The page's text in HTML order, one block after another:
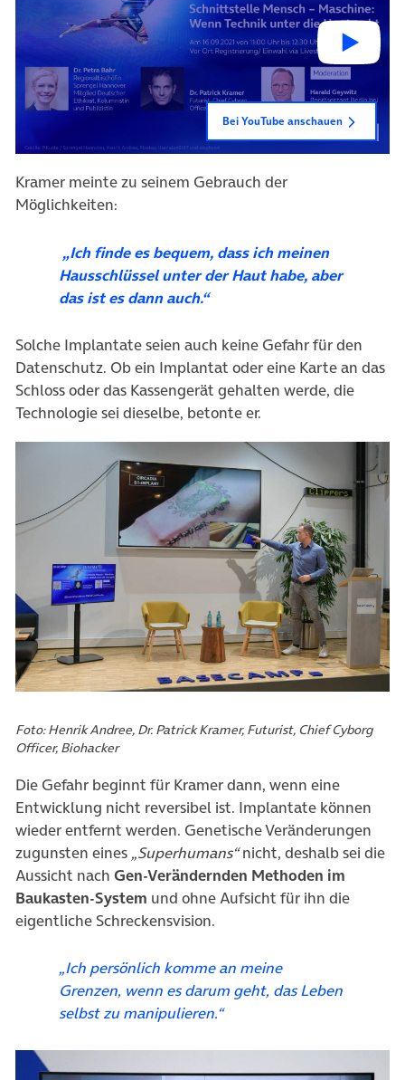
Bei YouTube anschauen
Kramer meinte zu seinem Gebrauch der
Möglichkeiten:
„Ich finde es bequem, dass ich meinen
Hausschlüssel unter der Haut habe, aber
das ist es dann auch.“
Solche Implantate seien auch keine Gefahr für den
Datenschutz. Ob ein Implantat oder eine Karte an das
Schloss oder das Kassengerät gehalten werde, die
Technologie sei dieselbe, betonte er.
Foto: Henrik Andree, Dr. Patrick Kramer, Futurist, Chief Cyborg
Officer, Biohacker
Die Gefahr beginnt für Kramer dann, wenn eine
Entwicklung nicht reversibel ist. Implantate können
wieder entfernt werden. Genetische Veränderungen
zugunsten eines „Superhumans“nicht, deshalb sei die
Aussicht nach Gen-Verändernden Methoden im
Baukasten-System und ohne Aufsicht für ihn die
eigentliche Schreckensvision.
„Ich persönlich komme an meine
Grenzen, wenn es darum geht, das Leben
selbst zu manipulieren.“